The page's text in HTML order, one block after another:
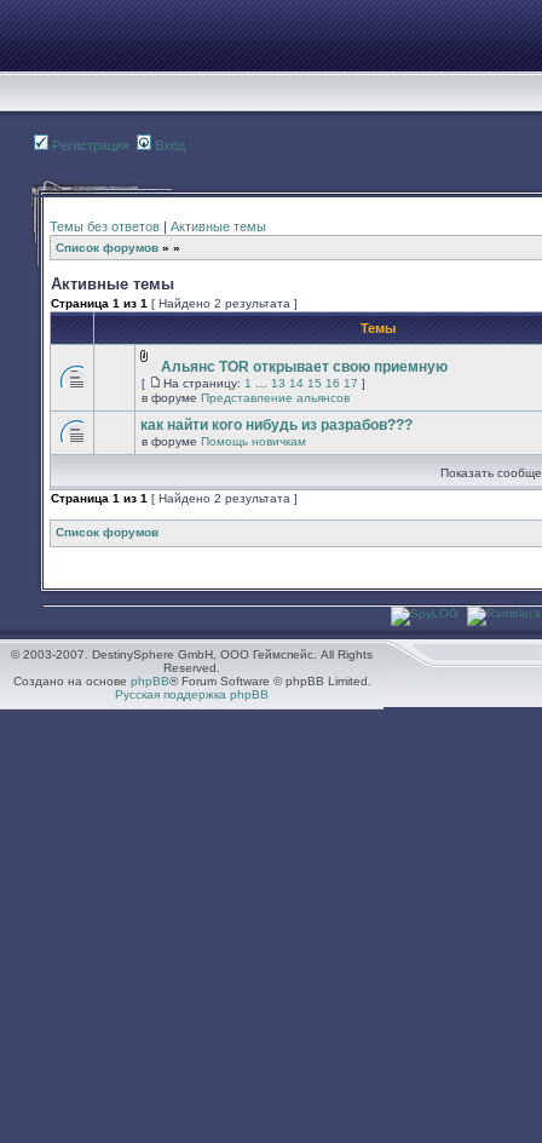
Регистрация Вход
Темы без ответов | Активные темы
Список форумов » »
Активные темы
Страница 1 из 1 [ Найдено 2 результата ]
Темы
Вложения
Альянс TOR открывает свою приемную
[
На
страницу
На страницу: 1 13 14 15 16 17 ]
в форуме Представление альянсов
нет
новых
сообщений.
как найти кого нибудь из разрабов???
в форуме Помощь новичкам
Показать
Страница 1 из 1 [ Найдено 2 результата ]
Список форумов
© 2003-2007. DestinySphere GmbH, ООО Геймспейс. All Rights
Reserved.
Создано на основе phpBB® Forum Software © phpBB Limited.
Русская поддержка phpBB